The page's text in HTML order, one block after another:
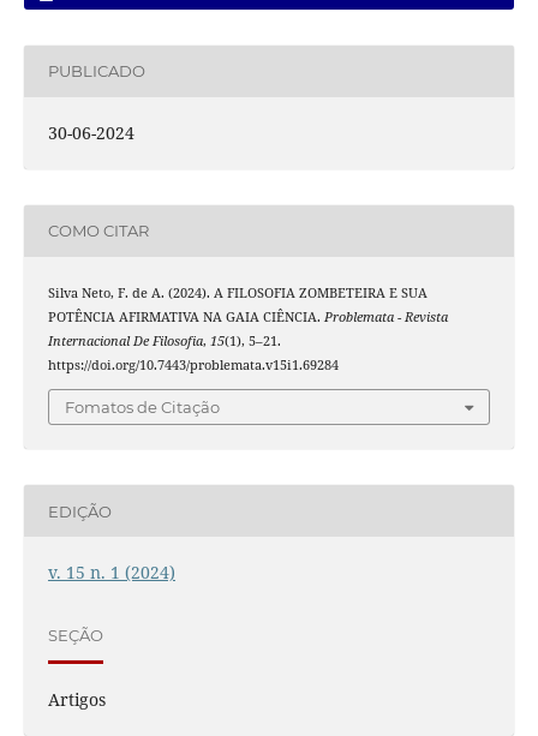
PUBLICADO
30-06-2024
COMO CITAR
Silva Neto, F. de A. (2024). A FILOSOFIA ZOMBETEIRA E SUA
POTÊNCIA AFIRMATIVA NA GAIA CIÊNCIA. Problemata - Revista
Internacional De Filosofia, 15(1), 5–21.
https://doi.org/10.7443/problemata.v15i1.69284
Fomatos de Citação
EDIÇÃO
v. 15 n. 1 (2024)
SEÇÃO
Artigos